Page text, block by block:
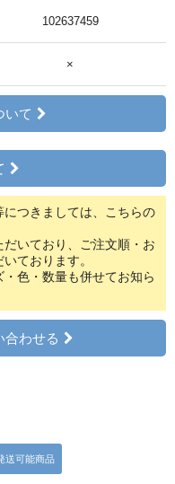
102637459
×
いて
つきましては、こちらの
いており、ご注文順・お
ております。
色・数量も併せてお知ら
合わせる
送可能商品